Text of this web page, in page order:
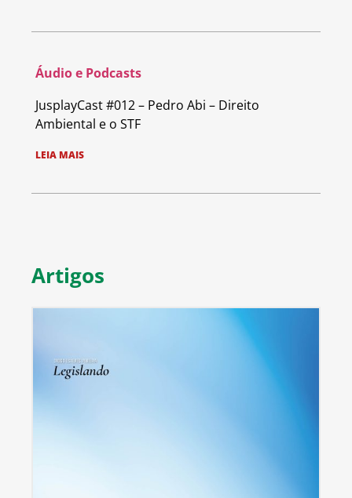
Áudio e Podcasts
JusplayCast #012 – Pedro Abi – Direito
Ambiental e o STF
LEIA MAIS
Artigos